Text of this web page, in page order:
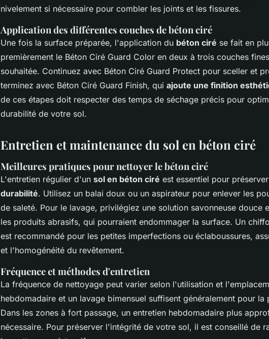
nivelement si nécessaire pour combler les joints et les fissures.
Application des différentes couches de béton ciré
Une fois la surface préparée, l'application du béton ciré se fait en
premièrement le Béton Ciré Guard Color en deux à trois couches
souhaitée. Continuez avec Béton Ciré Guard Protect pour sceller et
terminez avec Béton Ciré Guard Finish, qui ajoute une finition
de ces étapes doit respecter des temps de séchage précis pour
durabilité de votre sol.
Entretien et maintenance du sol en béton ciré
Meilleures pratiques pour nettoyer le béton ciré
L'entretien régulier d'un sol en béton ciré est essentiel pour
durabilité. Utilisez un balai doux ou un aspirateur pour enlever les
de saleté. Pour le lavage, privilégiez une solution savonneuse douce
les produits abrasifs, qui pourraient endommager la surface. Un
est recommandé pour les petites imperfections ou éclaboussures,
et l'homogénéité du revêtement.
Fréquence et méthodes d'entretien
La fréquence de nettoyage peut varier selon l'utilisation et
hebdomadaire et un lavage bimensuel suffisent généralement pour la
Dans les zones à fort passage, un entretien hebdomadaire plus
nécessaire. Pour préserver l'intégrité de votre sol, il est conseillé de